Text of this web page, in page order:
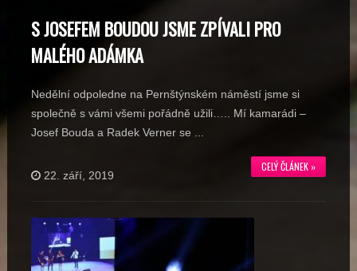
S JOSEFEM BOUDOU JSME ZPÍVALI PRO
MALÉHO ADÁMKA
Nedělní odpoledne na Pernštýnském náměstí jsme si
společně s vámi všemi pořádně užili….. Mí kamarádi –
Josef Bouda a Radek Verner se ...
CELÝ ČLÁNEK »
22. září, 2019